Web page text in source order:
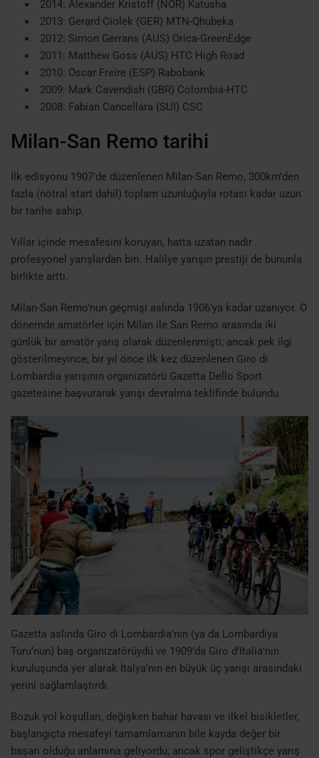
2014: Alexander Kristoff (NOR) Katusha
2013: Gerard Ciolek (GER) MTN-Qhubeka
2012: Simon Gerrans (AUS) Orica-GreenEdge
2011: Matthew Goss (AUS) HTC High Road
2010: Oscar Freire (ESP) Rabobank
2009: Mark Cavendish (GBR) Colombia-HTC
2008: Fabian Cancellara (SUI) CSC
Milan-San Remo tarihi
İlk edisyonu 1907’de düzenlenen Milan-San Remo, 300km’den
fazla (nötral start dahil) toplam uzunluğuyla rotası kadar uzun
bir tarihe sahip.
Yıllar içinde mesafesini koruyan, hatta uzatan nadir
profesyonel yarışlardan biri. Halilye yarışın prestiji de bununla
birlikte arttı.
Milan-San Remo’nun geçmişi aslında 1906’ya kadar uzanıyor. O
dönemde amatörler için Milan ile San Remo arasında iki
günlük bir amatör yarış olarak düzenlenmişti; ancak pek ilgi
gösterilmeyince, bir yıl önce ilk kez düzenlenen Giro di
Lombardia yarışının organizatörü Gazetta Dello Sport
gazetesine başvurarak yarışı devralma teklifinde bulundu.
Gazetta aslında Giro di Lombardia’nın (ya da Lombardiya
Turu’nun) baş organizatörüydü ve 1909’da Giro d’Italia’nın
kuruluşunda yer alarak İtalya’nın en büyük üç yarışı arasındaki
yerini sağlamlaştırdı.
Bozuk yol koşulları, değişken bahar havası ve ilkel bisikletler,
başlangıçta mesafeyi tamamlamanın bile kayda değer bir
başarı olduğu anlamına geliyordu; ancak spor geliştikçe yarış